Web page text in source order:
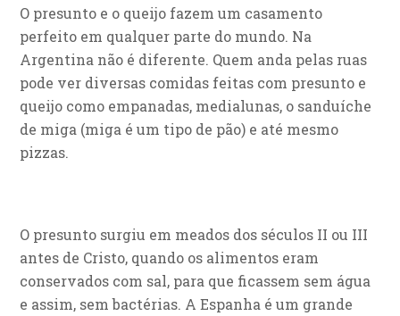
O presunto e o queijo fazem um casamento
perfeito em qualquer parte do mundo. Na
Argentina não é diferente. Quem anda pelas ruas
pode ver diversas comidas feitas com presunto e
queijo como empanadas, medialunas, o sanduíche
de miga (miga é um tipo de pão) e até mesmo
pizzas.
O presunto surgiu em meados dos séculos II ou III
antes de Cristo, quando os alimentos eram
conservados com sal, para que ficassem sem água
e assim, sem bactérias. A Espanha é um grande